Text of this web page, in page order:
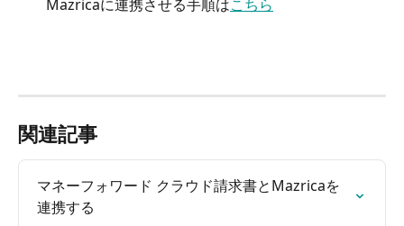
Mazricaに連携させる手順はこちら
関連記事
マネーフォワード クラウド請求書とMazricaを
連携する